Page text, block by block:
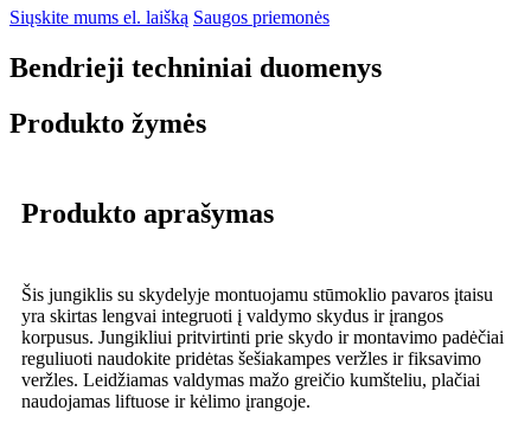
Siųskite mums el. laišką Saugos priemonės
Bendrieji techniniai duomenys
Produkto žymės
Produkto aprašymas
Šis jungiklis su skydelyje montuojamu stūmoklio pavaros įtaisu
yra skirtas lengvai integruoti į valdymo skydus ir įrangos
korpusus. Jungikliui pritvirtinti prie skydo ir montavimo padėčiai
reguliuoti naudokite pridėtas šešiakampes veržles ir fiksavimo
veržles. Leidžiamas valdymas mažo greičio kumšteliu, plačiai
naudojamas liftuose ir kėlimo įrangoje.